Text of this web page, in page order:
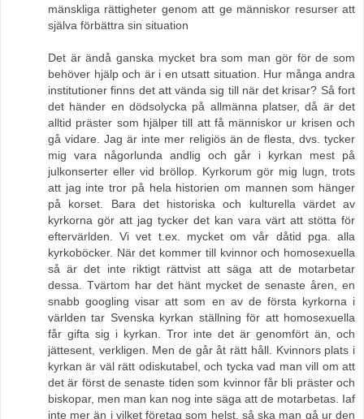
mänskliga rättigheter genom att ge människor resurser att
själva förbättra sin situation
Det är ändå ganska mycket bra som man gör för de som
behöver hjälp och är i en utsatt situation. Hur många andra
institutioner finns det att vända sig till när det krisar? Så fort
det händer en dödsolycka på allmänna platser, då är det
alltid präster som hjälper till att få människor ur krisen och
gå vidare. Jag är inte mer religiös än de flesta, dvs. tycker
mig vara någorlunda andlig och går i kyrkan mest på
julkonserter eller vid bröllop. Kyrkorum gör mig lugn, trots
att jag inte tror på hela historien om mannen som hänger
på korset. Bara det historiska och kulturella värdet av
kyrkorna gör att jag tycker det kan vara värt att stötta för
eftervärlden. Vi vet t.ex. mycket om vår dåtid pga. alla
kyrkoböcker. När det kommer till kvinnor och homosexuella
så är det inte riktigt rättvist att säga att de motarbetar
dessa. Tvärtom har det hänt mycket de senaste åren, en
snabb googling visar att som en av de första kyrkorna i
världen tar Svenska kyrkan ställning för att homosexuella
får gifta sig i kyrkan. Tror inte det är genomfört än, och
jättesent, verkligen. Men de går åt rätt håll. Kvinnors plats i
kyrkan är väl rätt odiskutabel, och tycka vad man vill om att
det är först de senaste tiden som kvinnor får bli präster och
biskopar, men man kan nog inte säga att de motarbetas. Iaf
inte mer än i vilket företag som helst, så ska man gå ur den